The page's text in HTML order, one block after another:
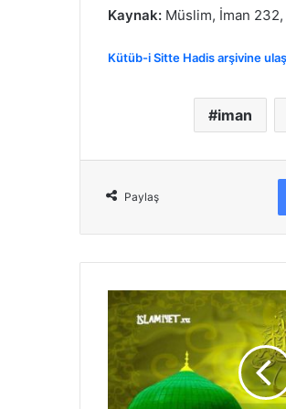
Kaynak: Müslim, İman
Kütüb-i Sitte Hadis arşivine
iman
Paylaş
m